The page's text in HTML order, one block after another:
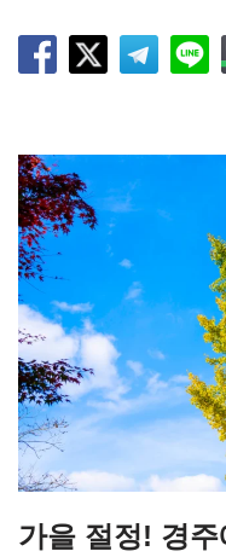
가을 절정! 경